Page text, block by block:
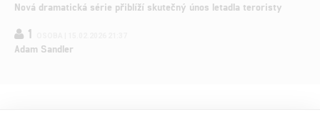
Nová dramatická série přiblíží skutečný únos letadla teroristy
1
Adam Sandler